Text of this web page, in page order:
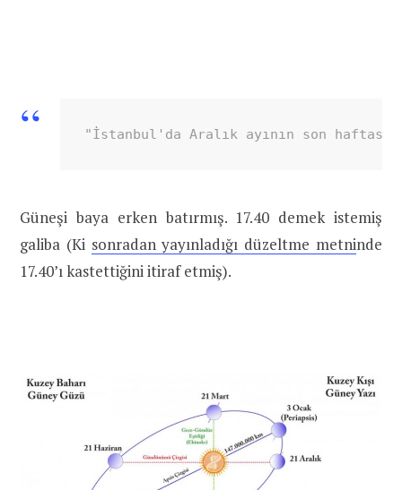
"İstanbul'da Aralık ayının son
Güneşi baya erken batırmış. 17.40 demek istemiş
galiba (Ki sonradan yayınladığı düzeltme metninde
17.40’ı kastettiğini itiraf etmiş).